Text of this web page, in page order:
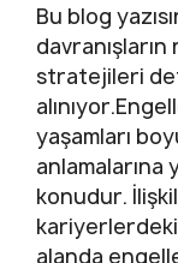
Bu blog
stratejileri
yaşamları
anlamalarına
konudur.
alanda